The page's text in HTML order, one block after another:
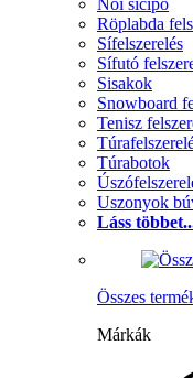
Női sícipő
Röplabda
Sífelszerelés
Sífutó
Sisakok
Snowboard
Tenisz
Túrabotok
Uszonyok
Láss
Összes
Márkák